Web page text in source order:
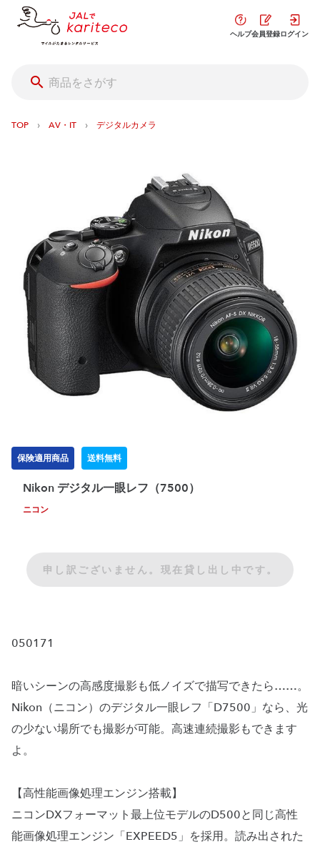
ヘルプ会員登録ログイン
TOP › AV・IT › デジタルカメラ
保険適用商品 送料無料
Nikon デジタル一眼レフ（7500）
ニコン
申し訳ございません。現在貸し出し中です。
050171
暗いシーンの高感度撮影も低ノイズで描写できたら……。
Nikon（ニコン）のデジタル一眼レフ「D7500」なら、光
の少ない場所でも撮影が可能。高速連続撮影もできます
よ。
【高性能画像処理エンジン搭載】
ニコンDXフォーマット最上位モデルのD500と同じ高性
能画像処理エンジン「EXPEED5」を採用。読み出された